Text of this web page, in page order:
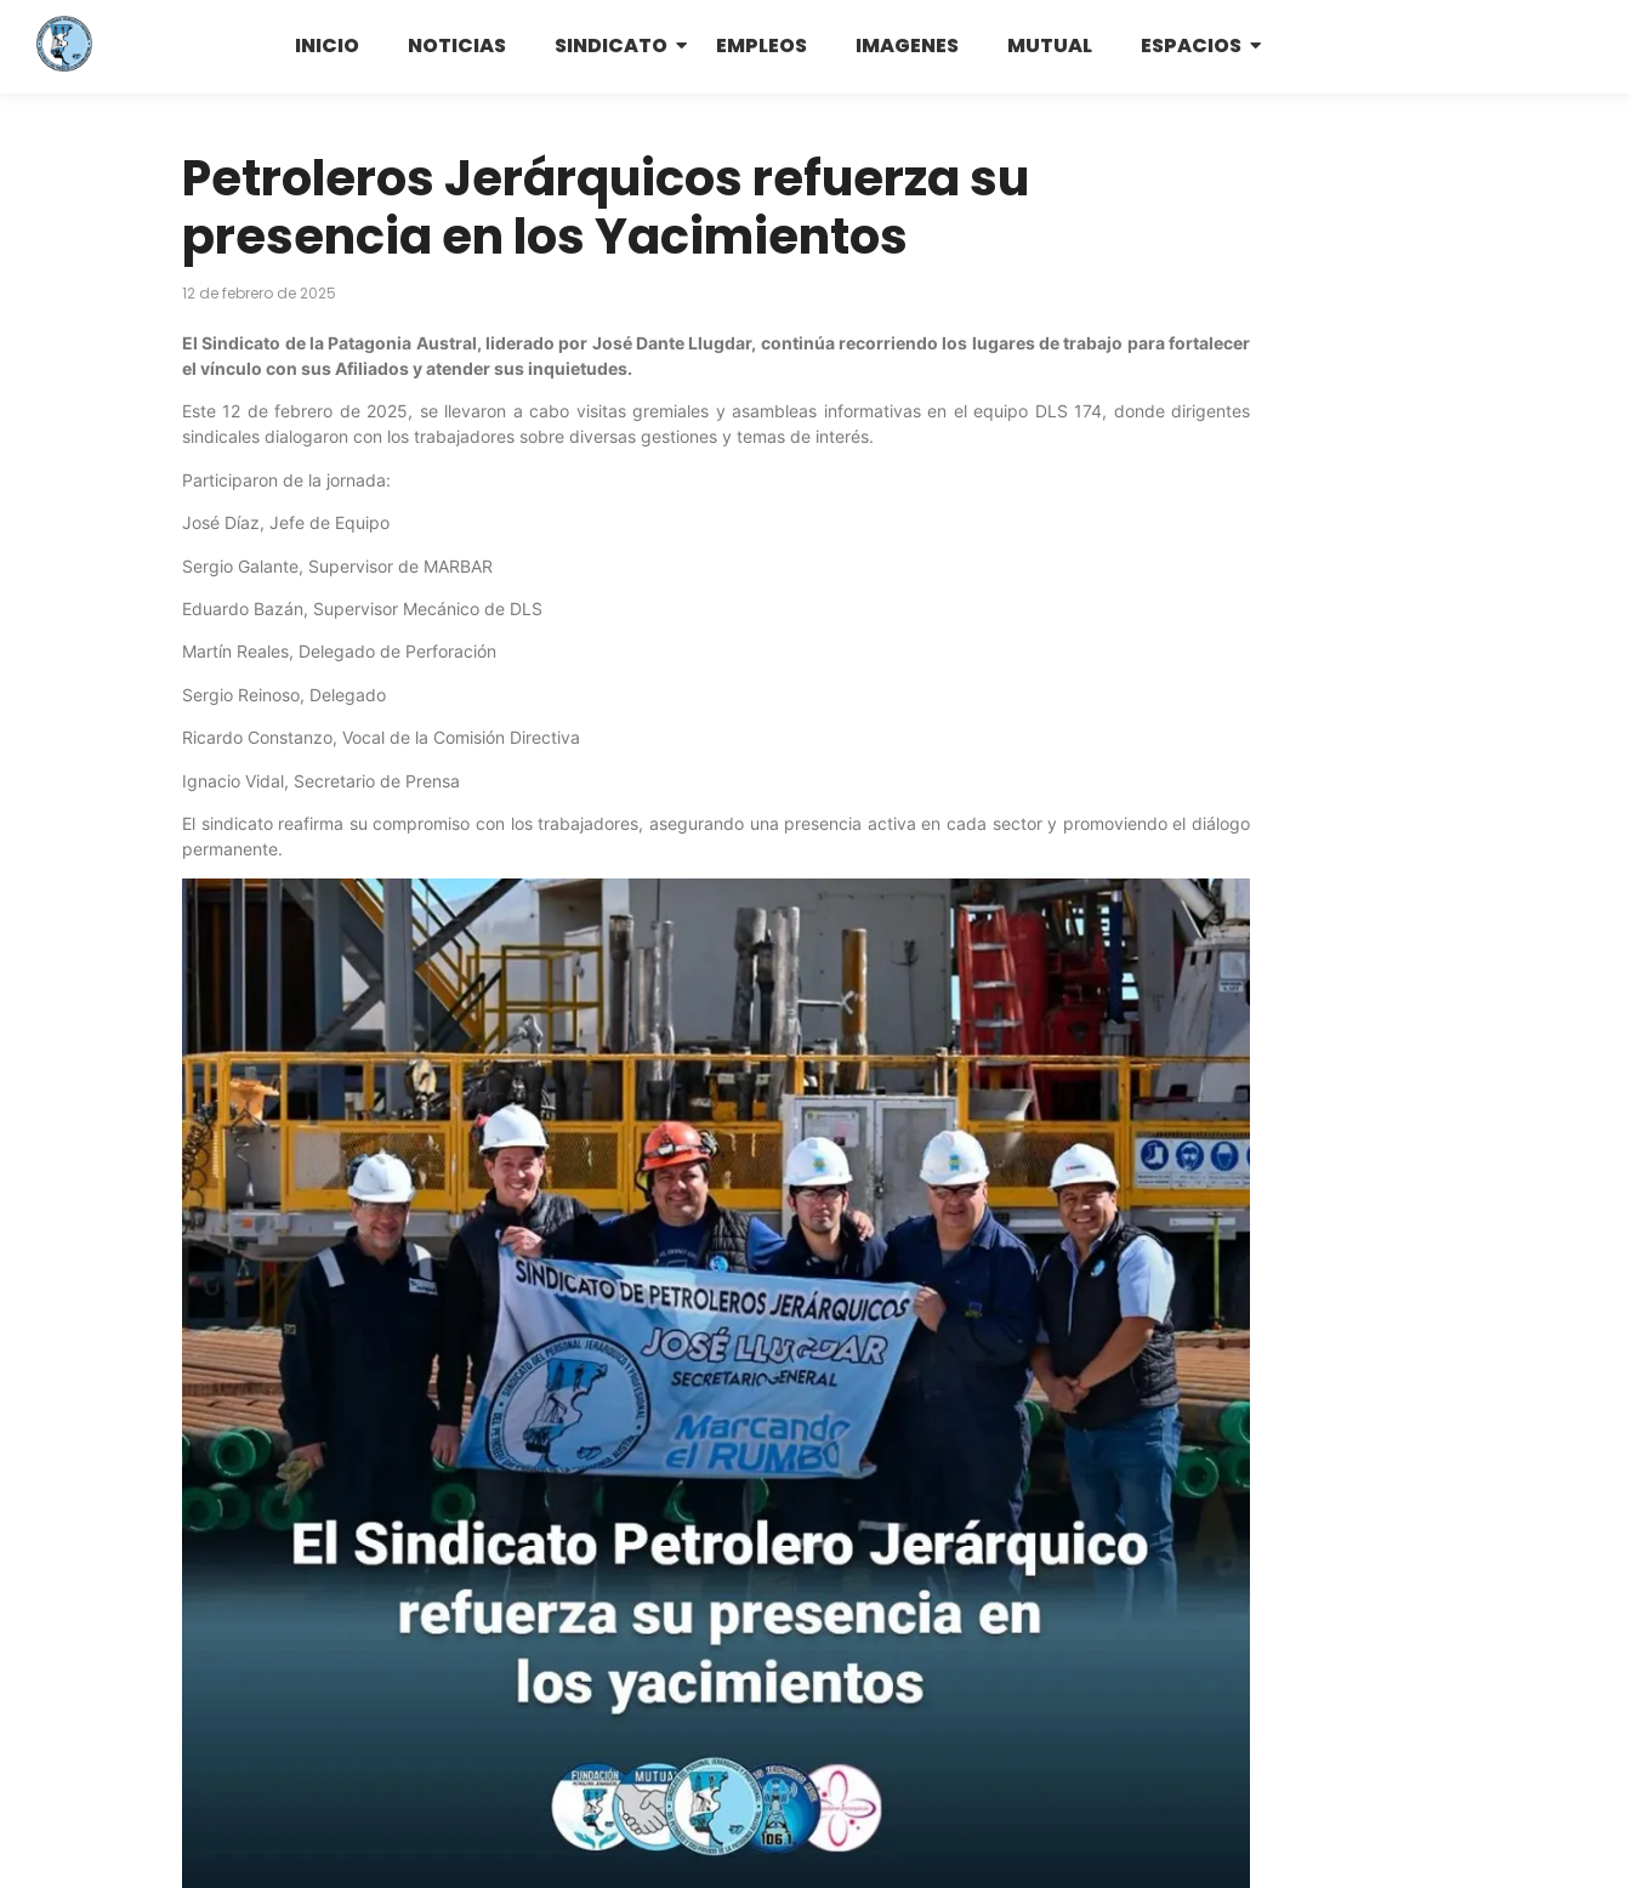
INICIO NOTICIAS SINDICATO EMPLEOS IMAGENES MUTUAL ESPACIOS
Petroleros Jerárquicos refuerza su
presencia en los Yacimientos
12 de febrero de 2025
El Sindicato de la Patagonia Austral, liderado por José Dante Llugdar, continúa recorriendo los lugares de trabajo para fortalecer
el vínculo con sus Afiliados y atender sus inquietudes.
Este 12 de febrero de 2025, se llevaron a cabo visitas gremiales y asambleas informativas en el equipo DLS 174, donde dirigentes
sindicales dialogaron con los trabajadores sobre diversas gestiones y temas de interés.
Participaron de la jornada:
José Díaz, Jefe de Equipo
Sergio Galante, Supervisor de MARBAR
Eduardo Bazán, Supervisor Mecánico de DLS
Martín Reales, Delegado de Perforación
Sergio Reinoso, Delegado
Ricardo Constanzo, Vocal de la Comisión Directiva
Ignacio Vidal, Secretario de Prensa
El sindicato reafirma su compromiso con los trabajadores, asegurando una presencia activa en cada sector y promoviendo el diálogo
permanente.